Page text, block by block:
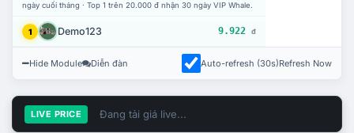
ngày cuối tháng · Top 1 trên 20.000 đ nhận 30 ngày VIP Whale.
1 Demo123 9.922 đ
Hide Module Diễn đàn Auto-refresh (30s)Refresh Now
LIVE PRICE Đang tải giá live...